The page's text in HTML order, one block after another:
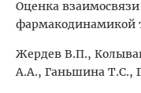
Оценка
фармакодинамикой
Жердев В.П.,
А.А., Ганьшина Т.С.,